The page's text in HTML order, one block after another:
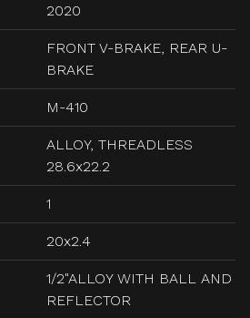
2020
FRONT V-BRAKE, REAR U-
BRAKE
M-410
ALLOY, THREADLESS
28.6x22.2
1
20x2.4
1/2"ALLOY WITH BALL AND
REFLECTOR